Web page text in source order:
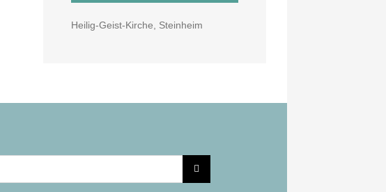
Heilig-Geist-Kirche, Steinheim